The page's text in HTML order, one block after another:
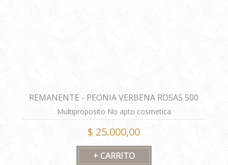
REMANENTE - PEONIA VERBENA ROSAS 500
GRS
Multiproposito No apto cosmetica
$ 25.000,00